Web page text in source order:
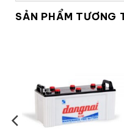
SẢN PHẨM TƯƠNG